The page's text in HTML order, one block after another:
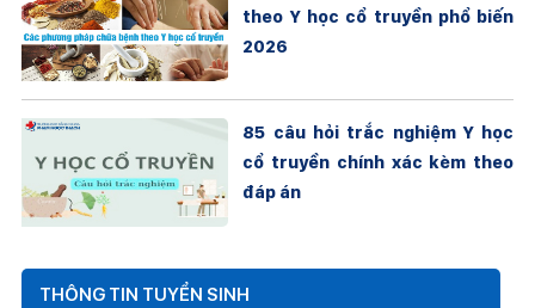
theo Y học cổ truyền phổ biến
2026
85 câu hỏi trắc nghiệm Y học
cổ truyền chính xác kèm theo
đáp án
THÔNG TIN TUYỂN SINH